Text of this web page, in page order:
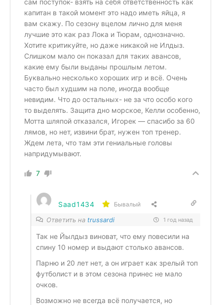
сам поступок- взять на себя ответственность как
капитан в такой момент это надо иметь яйца, я
вам скажу. По сезону вцелом лично для меня
лучшие это как раз Лока и Тюрам, однозначно.
Хотите критикуйте, но даже никакой не Илдыз.
Слишком мало он показал для таких авансов,
какие ему были выданы прошлым летом.
Буквально несколько хороших игр и всё. Очень
часто был худшим на поле, иногда вообще
невидим. Что до остальных- не за что особо кого
то выделять. Защита дно морское, Келли особенно,
Мотта шляпой отказался, Игорек — спасибо за 60
лямов, но нет, извини брат, нужен топ тренер.
Ждем лета, что там эти гениальные головы
напридумывают.
7
Saad1434 Бывалый
Ответить на trussardi 1 год назад
Так не Йылдыз виноват, что ему повесили на
спину 10 номер и выдают столько авансов.
Парню и 20 лет нет, а он играет как зрелый топ
футболист и в этом сезона принес не мало
очков.
Возможно не всегда всё получается, но